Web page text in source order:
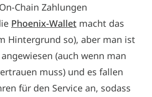
Chain Zahlungen
Phoenix-Wallet macht das
Hintergrund so), aber man ist
(auch wenn man
muss) und es fallen
für den Service an, sodass